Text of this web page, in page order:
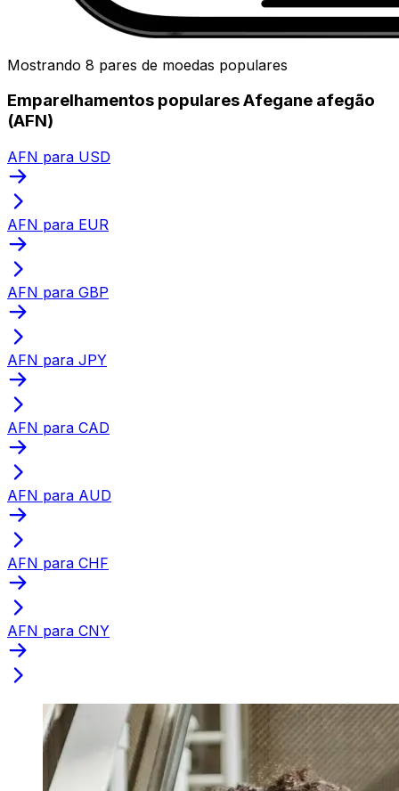
Mostrando 8 pares de moedas populares
Emparelhamentos populares Afegane afegão
(AFN)
AFN para USD
AFN para EUR
AFN para GBP
AFN para JPY
AFN para CAD
AFN para AUD
AFN para CHF
AFN para CNY